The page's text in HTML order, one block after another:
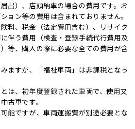
タイヤ 記録簿
キャンピングカー
出）、店頭納車の場合の費用です。お
ョン等の費用は含まれておりません。
料、税金（法定費用含む）、リサイク
伴う費用（検査・登録手続代行費用及
等、購入の際に必要な全ての費用が含
ますが、「福祉車両」は非課税となっ
は、初年度登録された車両で、使用又
古車です。
能ですが、車両運搬費が別途必要とな